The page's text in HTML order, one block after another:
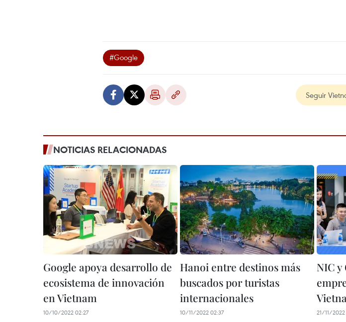
#Google
Seguir
NOTICIAS RELACIONADAS
Google apoya desarrollo de
ecosistema de innovación
en Vietnam
10/10/2022 02:27
Hanoi entre destinos más
buscados por turistas
internacionales
10/11/2022 02:37
NIC y
21/11/